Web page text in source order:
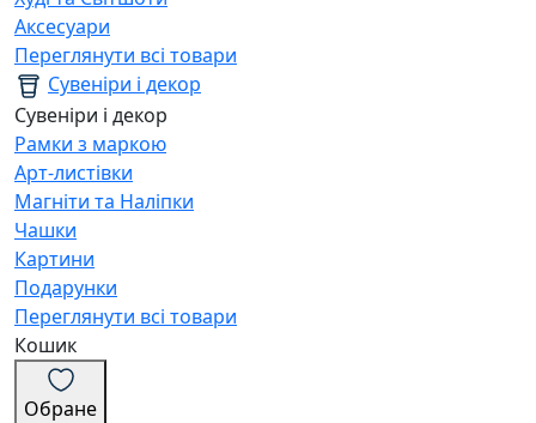
Аксесуари
Переглянути всі товари
Сувеніри і декор
Сувеніри і декор
Рамки з маркою
Арт-листівки
Магніти та Наліпки
Чашки
Картини
Подарунки
Переглянути всі товари
Кошик
Обране